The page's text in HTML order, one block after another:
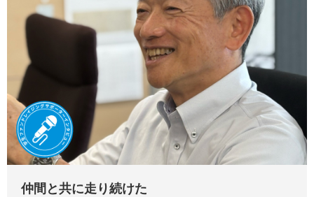
仲間と共に走り続けた